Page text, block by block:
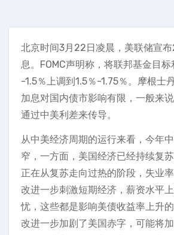
北京时间3月22日凌晨，美联储宣
息。FOMC声明称，将联邦基金目
-1.5％上调到1.5％-1.75％。摩根士
加息对国内债市影响有限，一般来
通过中美利差来传导。
从中美经济周期的运行来看，今年
窄，一方面，美国经济已经持续复
正在从复苏走向过热的阶段，失业
改进一步刺激短期经济，薪资水平
忧，这些都是影响美债收益率上升
改进一步加剧了美国赤字，可能将